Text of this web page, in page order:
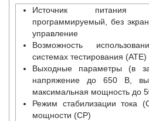
Источник питания
программируемый, без
управление
Возможность
системах тестирования (ATE)
Выходные параметры (в
напряжение до 650 В,
максимальная мощность до
Режим стабилизации тока
мощности (СP)